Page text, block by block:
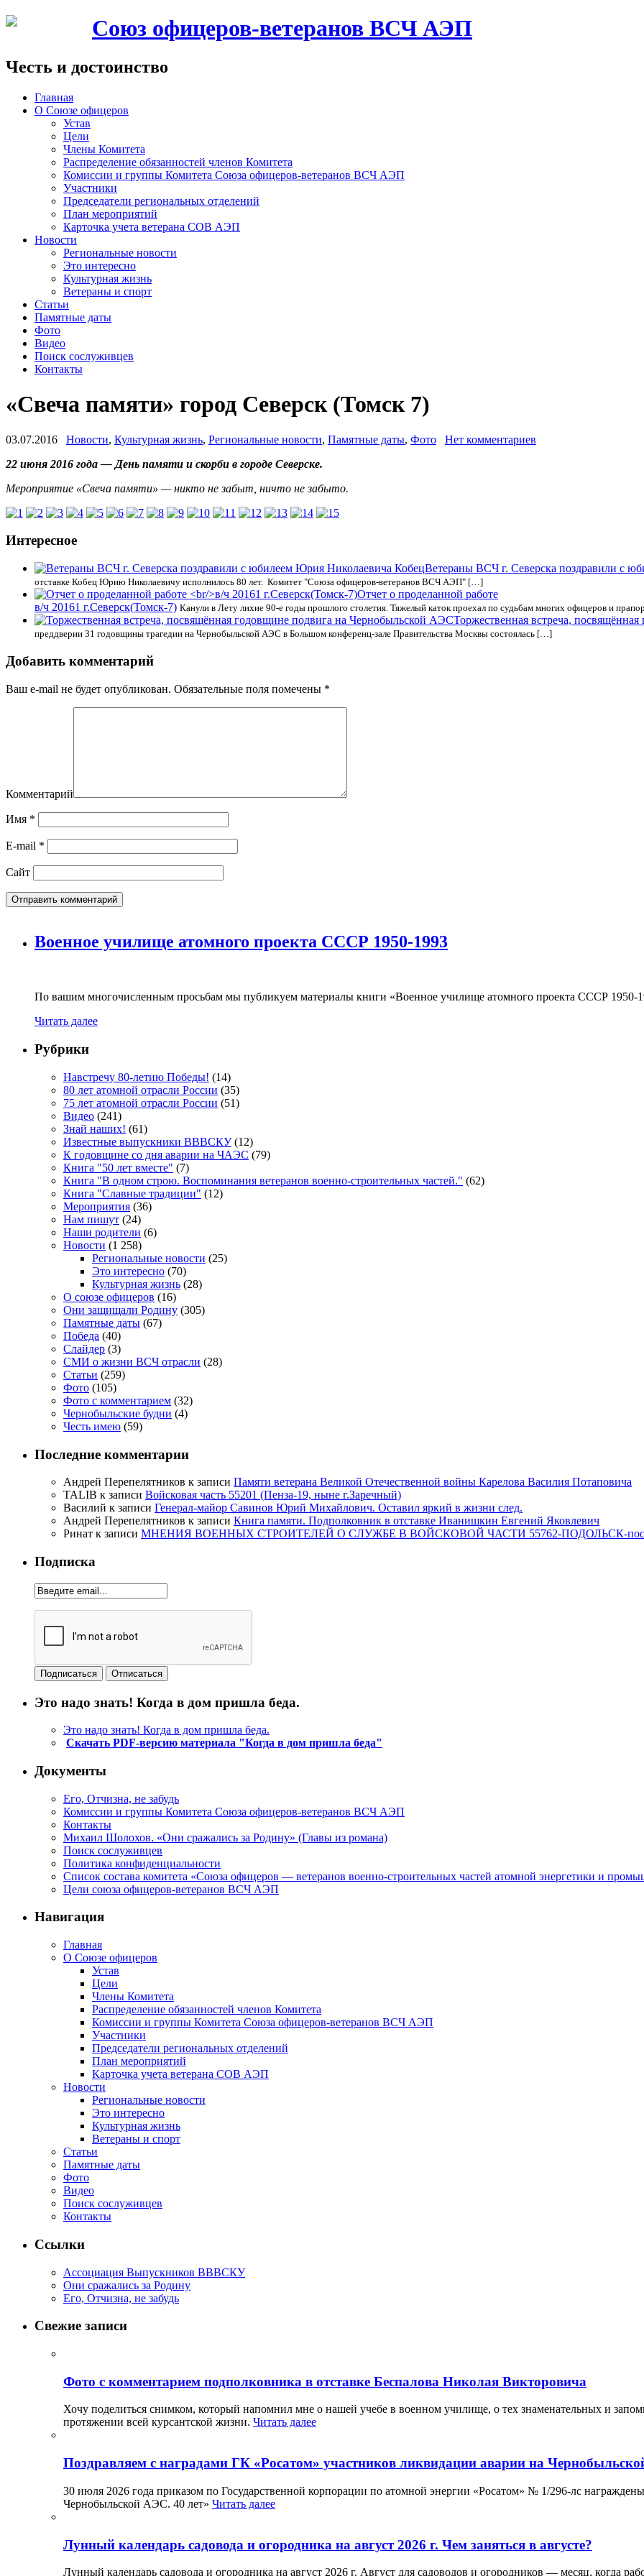
Союз офицеров-ветеранов ВСЧ АЭП
Честь и достоинство
Главная
О Союзе офицеров
Устав
Цели
Члены Комитета
Распределение обязанностей членов Комитета
Комиссии и группы Комитета Союза офицеров-ветеранов ВСЧ АЭП
Участники
Председатели региональных отделений
План мероприятий
Карточка учета ветерана CОВ АЭП
Новости
Региональные новости
Это интересно
Культурная жизнь
Ветераны и спорт
Статьи
Памятные даты
Фото
Видео
Поиск сослуживцев
Контакты
«Свеча памяти» город Северск (Томск 7)
03.07.2016 Новости, Культурная жизнь, Региональные новости, Памятные даты, Фото
Нет комментариев
22 июня 2016 года — День памяти и скорби в городе Северске.
Мероприятие «Свеча памяти» — никто не забыт, ничто не забыто.
Интересное
Ветераны ВСЧ г. Северска поздравили с
отставке Кобец Юрию Николаевичу исполнилось 80 лет. Комитет "Союза офицеров-ветеранов ВСЧ АЭП" […]
Отчет о проделанной работе
в/ч 20161 г.Северск(Томск-7) Канули в Лету лихие 90-е годы прошлого столетия. Тяжелый каток проехал по судьбам многих офицеров и
Торжественная встреча,
преддверии 31 годовщины трагедии на Чернобыльской АЭС в Большом конференц-зале Правительства Москвы состоялась […]
Добавить комментарий
Ваш e-mail не будет опубликован. Обязательные поля помечены *
Комментарий
Имя *
E-mail *
Сайт
Военное училище атомного проекта СССР 1950-1993
По вашим многочисленным просьбам мы публикуем материалы книги «Военное училище атомного проекта СССР 1950-
Читать далее
Рубрики
Навстречу 80-летию Победы! (14)
80 лет атомной отрасли России (35)
75 лет атомной отрасли России (51)
Видео (241)
Знай наших! (61)
Известные выпускники ВВВСКУ(12)
К годовщине со дня аварии на ЧАЭС (79)
Книга "50 лет вместе" (7)
Книга "В одном строю. Воспоминания ветеранов военно-строительных частей." (62)
Книга "Славные традиции" (12)
Мероприятия (36)
Нам пишут (24)
Наши родители (6)
Новости (1 258)
Региональные новости (25)
Это интересно (70)
Культурная жизнь (28)
О союзе офицеров (16)
Они защищали Родину (305)
Памятные даты (67)
Победа (40)
Слайдер (3)
СМИ о жизни ВСЧ отрасли (28)
Статьи (259)
Фото (105)
Фото с комментарием (32)
Чернобыльские будни (4)
Честь имею (59)
Последние комментарии
Андрей Перепелятников к записи Памяти ветерана Великой Отечественной войны Карелова Василия Потаповича
TALIB к записи Войсковая часть 55201 (Пенза-19, ныне г.Заречный)
Василий к записи Генерал-майор Савинов Юрий Михайлович. Оставил яркий в жизни след.
Андрей Перепелятников к записи Книга памяти. Подполковник в отставке Иванишкин Евгений Яковлевич
Ринат к записи МНЕНИЯ ВОЕННЫХ СТРОИТЕЛЕЙ О СЛУЖБЕ В ВОЙСКОВОЙ ЧАСТИ 55762-ПОДОЛЬСК-
Подписка
Это надо знать! Когда в дом пришла беда.
Это надо знать! Когда в дом пришла беда.
Скачать PDF-версию материала "Когда в дом пришла беда"
Документы
Его, Отчизна, не забудь
Комиссии и группы Комитета Союза офицеров-ветеранов ВСЧ АЭП
Контакты
Михаил Шолохов. «Они сражались за Родину» (Главы из романа)
Поиск сослуживцев
Политика конфиденциальности
Список состава комитета «Союза офицеров — ветеранов военно-строительных частей атомной энергетики и
Цели союза офицеров-ветеранов ВСЧ АЭП
Навигация
Главная
О Союзе офицеров
Устав
Цели
Члены Комитета
Распределение обязанностей членов Комитета
Комиссии и группы Комитета Союза офицеров-ветеранов ВСЧ АЭП
Участники
Председатели региональных отделений
План мероприятий
Карточка учета ветерана CОВ АЭП
Новости
Региональные новости
Это интересно
Культурная жизнь
Ветераны и спорт
Статьи
Памятные даты
Фото
Видео
Поиск сослуживцев
Контакты
Ссылки
Ассоциация Выпускников ВВВСКУ
Они сражались за Родину
Его, Отчизна, не забудь
Свежие записи
Фото с комментарием подполковника в отставке Беспалова Николая Викторовича
Хочу поделиться снимком, который напомнил мне о нашей учебе в военном училище, о тех знаменательных и
протяжении всей курсантской жизни. Читать далее
Поздравляем с наградами ГК «Росатом» участников ликвидации аварии на
30 июля 2026 года приказом по Государственной корпорации по атомной энергии «Росатом» № 1/296-лс
Чернобыльской АЭС. 40 лет» Читать далее
Лунный календарь садовода и огородника на август 2026 г. Чем заняться в августе?
Лунный календарь садовода и огородника на август 2026 г. Август для садоводов и огородников — месяц, когда